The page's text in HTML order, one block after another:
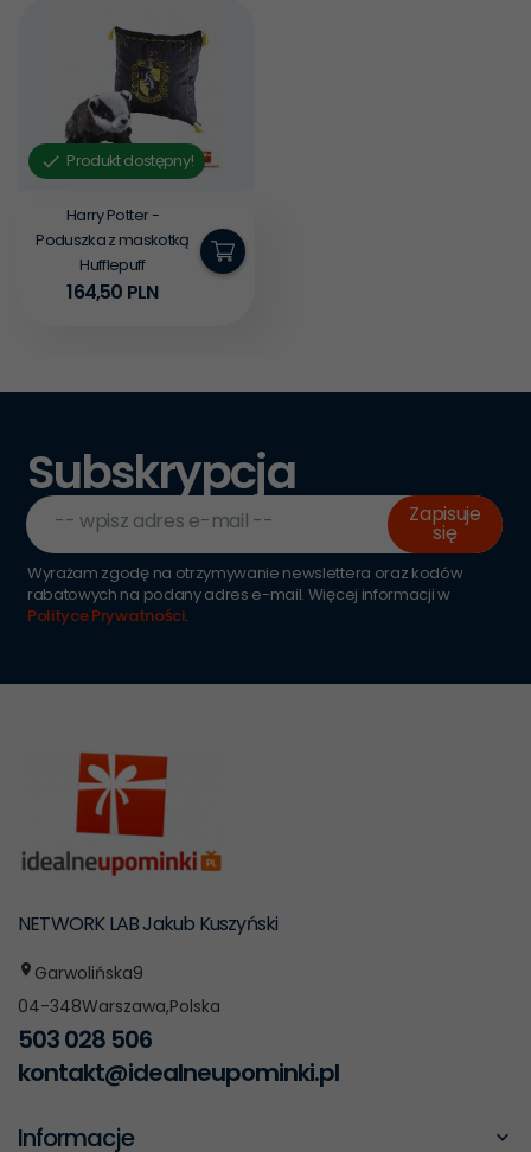
Produkt dostępny!
Harry Potter -
Poduszka z maskotką
Hufflepuff
164,50 PLN
Subskrypcja
-- wpisz adres e-mail -- Zapisuje
się
Wyrażam zgodę na otrzymywanie newslettera oraz kodów
rabatowych na podany adres e-mail. Więcej informacji w
Polityce Prywatności.
NETWORK LAB Jakub Kuszyński
Garwolińska9
04-348Warszawa,Polska
503 028 506
kontakt@idealneupominki.pl
Informacje